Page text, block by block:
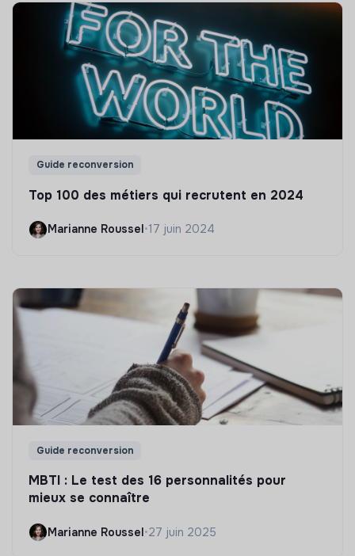
Guide reconversion
Top 100 des métiers qui recrutent en 2024
Marianne Roussel•17 juin 2024
Guide reconversion
MBTI : Le test des 16 personnalités pour
mieux se connaître
Marianne Roussel•27 juin 2025